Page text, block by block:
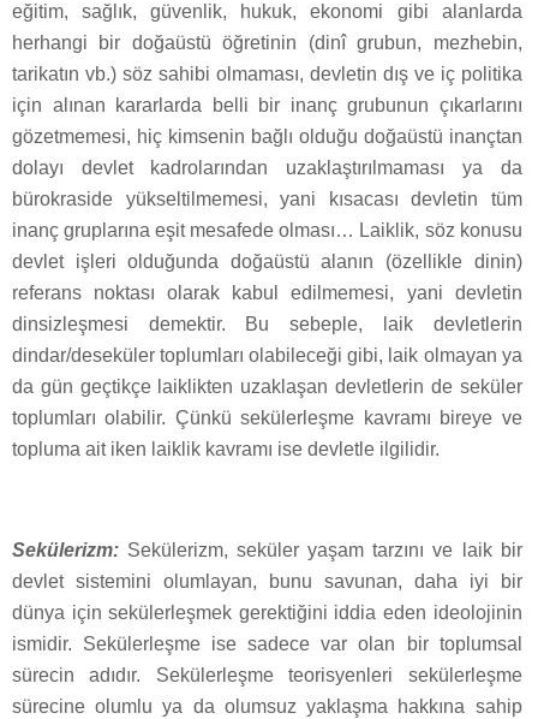
eğitim, sağlık, güvenlik, hukuk, ekonomi gibi alanlarda
herhangi bir doğaüstü öğretinin (dinî grubun, mezhebin,
tarikatın vb.) söz sahibi olmaması, devletin dış ve iç politika
için alınan kararlarda belli bir inanç grubunun çıkarlarını
gözetmemesi, hiç kimsenin bağlı olduğu doğaüstü inançtan
dolayı devlet kadrolarından uzaklaştırılmaması ya da
bürokraside yükseltilmemesi, yani kısacası devletin tüm
inanç gruplarına eşit mesafede olması… Laiklik, söz konusu
devlet işleri olduğunda doğaüstü alanın (özellikle dinin)
referans noktası olarak kabul edilmemesi, yani devletin
dinsizleşmesi demektir. Bu sebeple, laik devletlerin
dindar/deseküler toplumları olabileceği gibi, laik olmayan ya
da gün geçtikçe laiklikten uzaklaşan devletlerin de seküler
toplumları olabilir. Çünkü sekülerleşme kavramı bireye ve
topluma ait iken laiklik kavramı ise devletle ilgilidir.
Sekülerizm: Sekülerizm, seküler yaşam tarzını ve laik bir
devlet sistemini olumlayan, bunu savunan, daha iyi bir
dünya için sekülerleşmek gerektiğini iddia eden ideolojinin
ismidir. Sekülerleşme ise sadece var olan bir toplumsal
sürecin adıdır. Sekülerleşme teorisyenleri sekülerleşme
sürecine olumlu ya da olumsuz yaklaşma hakkına sahip